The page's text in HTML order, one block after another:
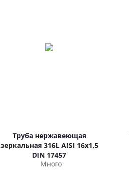
Труба нержавеющая
зеркальная 316L AISI 16х1,5
DIN 17457
Много